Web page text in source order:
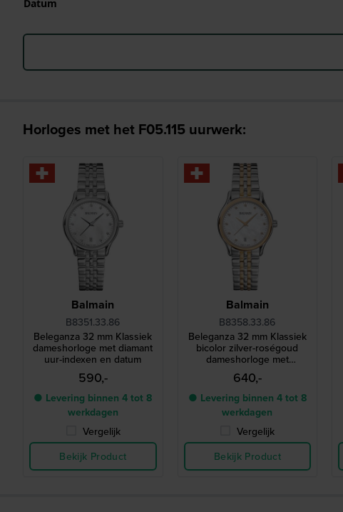
Datum
Horloges met het F05.115 uurwerk:
Balmain
B8351.33.86
Beleganza 32 mm Klassiek
dameshorloge met diamant
uur-indexen en datum
590,-
● Levering binnen 4 tot 8
werkdagen
Vergelijk
Bekijk Product
Balmain
B8358.33.86
Beleganza 32 mm Klassiek
bicolor zilver-roségoud
dameshorloge met
diamanten indexen en
datum
640,-
● Levering binnen 4 tot 8
werkdagen
Vergelijk
Bekijk Product